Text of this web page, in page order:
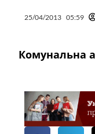
25/04/2013 05:59
Комунальна